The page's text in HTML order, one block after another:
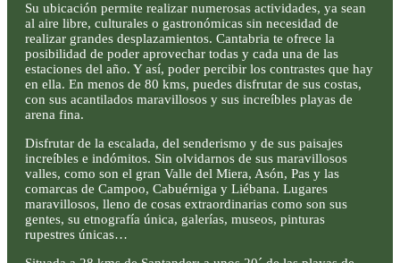
Su ubicación permite realizar numerosas actividades, ya sean
al aire libre, culturales o gastronómicas sin necesidad de
realizar grandes desplazamientos. Cantabria te ofrece la
posibilidad de poder aprovechar todas y cada una de las
estaciones del año. Y así, poder percibir los contrastes que hay
en ella. En menos de 80 kms, puedes disfrutar de sus costas,
con sus acantilados maravillosos y sus increíbles playas de
arena fina.
Disfrutar de la escalada, del senderismo y de sus paisajes
increíbles e indómitos. Sin olvidarnos de sus maravillosos
valles, como son el gran Valle del Miera, Asón, Pas y las
comarcas de Campoo, Cabuérniga y Liébana. Lugares
maravillosos, lleno de cosas extraordinarias como son sus
gentes, su etnografía única, galerías, museos, pinturas
rupestres únicas…